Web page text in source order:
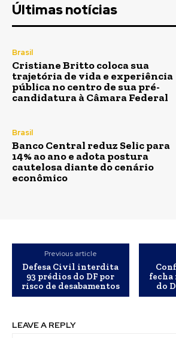
Últimas notícias
Brasil
Cristiane Britto coloca sua
trajetória de vida e experiência
pública no centro de sua pré-
candidatura à Câmara Federal
Brasil
Banco Central reduz Selic para
14% ao ano e adota postura
cautelosa diante do cenário
econômico
Previous article
Defesa Civil interdita
93 prédios do DF por
risco de desabamentos
fecha
do
LEAVE A REPLY